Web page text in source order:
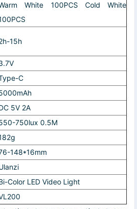
White 100PCS Cold White
15h
C
5V 2A
750lux 0.5M
148*16mm
Color LED Video Light